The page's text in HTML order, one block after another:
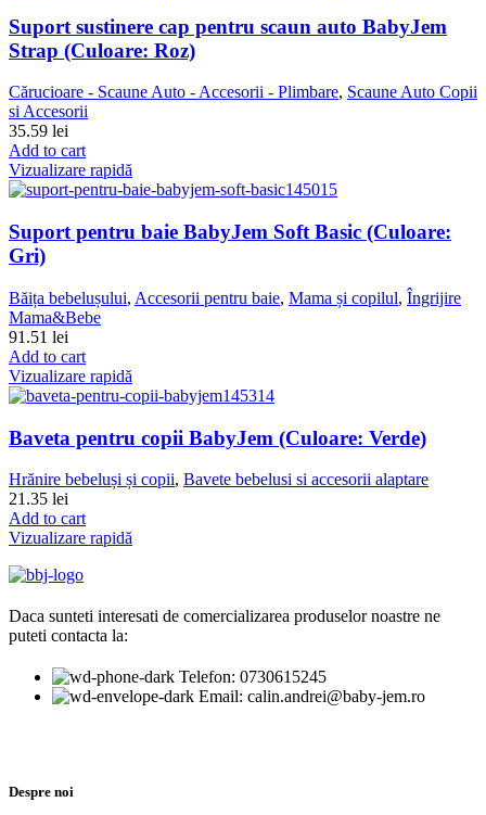
Suport sustinere cap pentru scaun auto BabyJem
Strap (Culoare: Roz)
Cărucioare - Scaune Auto - Accesorii - Plimbare, Scaune Auto Copii
si Accesorii
35.59 lei
Add to cart
Vizualizare rapidă
Suport pentru baie BabyJem Soft Basic (Culoare:
Gri)
Băița bebelușului, Accesorii pentru baie, Mama și copilul, Îngrijire
Mama&Bebe
91.51 lei
Add to cart
Vizualizare rapidă
Baveta pentru copii BabyJem (Culoare: Verde)
Hrănire bebeluși și copii, Bavete bebelusi si accesorii alaptare
21.35 lei
Add to cart
Vizualizare rapidă
Daca sunteti interesati de comercializarea produselor noastre ne
puteti contacta la:
Telefon: 0730615245
Email: calin.andrei@baby-jem.ro
Despre noi